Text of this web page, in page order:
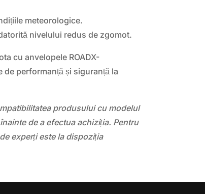
meteorologice.
nivelului redus de zgomot.
cu anvelopele ROADX-
de performanță și siguranță la
produsului cu modelul
de a efectua achiziția. Pentru
experți este la dispoziția